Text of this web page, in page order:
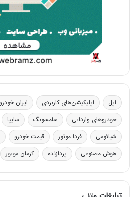
اپل اپلیکیشن‌های کاربردی ایران خودرو
خودروهای وارداتی
سامسونگ سایپا
شیائومی
فردا موتور قیمت خودرو
هوش مصنوعی
پردازنده کرمان موتور